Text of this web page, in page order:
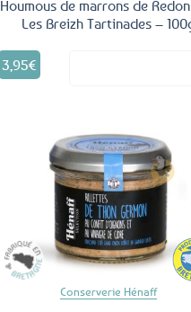
Houmous de marrons de
Les Breizh Tartinades –
3,95€
Conserverie Hénaff